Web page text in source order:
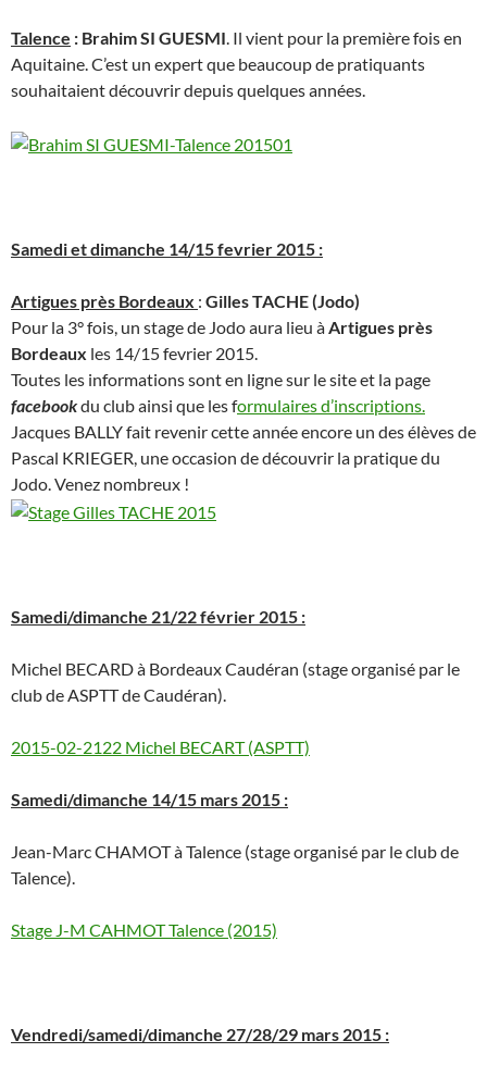
Talence : Brahim SI GUESMI. Il vient pour la première fois en
Aquitaine. C’est un expert que beaucoup de pratiquants
souhaitaient découvrir depuis quelques années.
Samedi et dimanche 14/15 fevrier 2015 :
Artigues près Bordeaux : Gilles TACHE (Jodo)
Pour la 3° fois, un stage de Jodo aura lieu àArtigues près
Bordeaux les 14/15 fevrier 2015.
Toutes les informations sont en ligne sur le site et la page
facebookdu club ainsi que les formulaires d’inscriptions.
Jacques BALLY fait revenir cette année encore un des élèves de
Pascal KRIEGER, une occasion de découvrir la pratique du
Jodo. Venez nombreux !
Samedi/dimanche 21/22 février 2015 :
Michel BECARD à Bordeaux Caudéran (stage organisé par le
club de ASPTT de Caudéran).
2015-02-2122 Michel BECART (ASPTT)
Samedi/dimanche 14/15 mars 2015 :
Jean-Marc CHAMOT à Talence (stage organisé par le club de
Talence).
Stage J-M CAHMOT Talence (2015)
Vendredi/samedi/dimanche 27/28/29 mars 2015 :